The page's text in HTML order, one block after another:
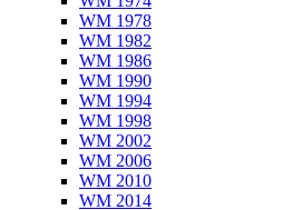
WM 1978
WM 1982
WM 1986
WM 1990
WM 1994
WM 1998
WM 2002
WM 2006
WM 2010
WM 2014